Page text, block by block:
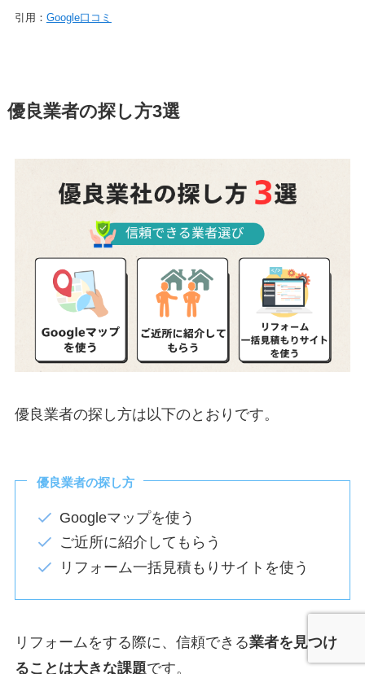
引用： Google口コミ
優良業者の探し方3選
優良業者の探し方は以下のとおりです。
優良業者の探し方
Googleマップを使う
ご近所に紹介してもらう
リフォーム一括見積もりサイトを使う
リフォームをする際に、信頼できる業者を見つけ
ることは大きな課題です。